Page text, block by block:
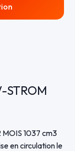
STROM
MOIS 1037 cm3
en circulation le